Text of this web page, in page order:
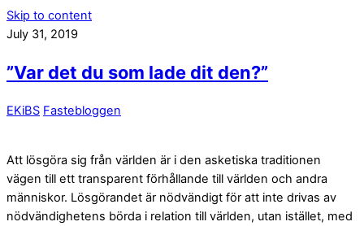
Skip to content
July 31, 2019
”Var det du som lade dit den?”
EKiBS Fastebloggen
Att lösgöra sig från världen är i den asketiska traditionen
vägen till ett transparent förhållande till världen och andra
människor. Lösgörandet är nödvändigt för att inte drivas av
nödvändighetens börda i relation till världen, utan istället, med